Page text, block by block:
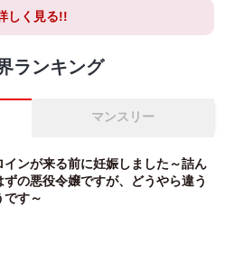
しく見る!!
ランキング
マンスリー
インが来る前に妊娠しました～詰ん
ずの悪役令嬢ですが、どうやら違う
です～